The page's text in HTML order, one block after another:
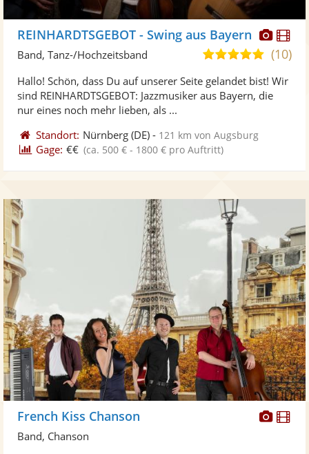
Fotos
REINHARDTSGEBOT - Swing aus Bayern
5,0
5
(10)
Band, Tanz-/Hochzeitsband
Hallo! Schön, dass Du auf unserer Seite gelandet bist! Wir
sind REINHARDTSGEBOT: Jazzmusiker aus Bayern, die
nur eines noch mehr lieben, als ...
Standort: Nürnberg (DE) - 121 km von Augsburg
Gage: €€ (ca. 500 € - 1800 € pro Auftritt)
French Kiss Chanson
Band, Chanson